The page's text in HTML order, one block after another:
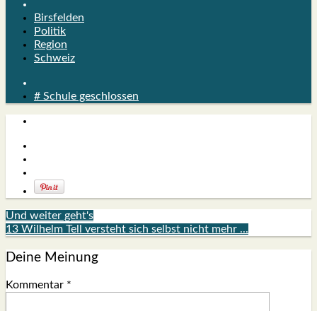
Birsfelden
Politik
Region
Schweiz
# Schule geschlossen
Und weiter geht's
13 Wilhelm Tell versteht sich selbst nicht mehr ...
Deine Meinung
Kommentar *